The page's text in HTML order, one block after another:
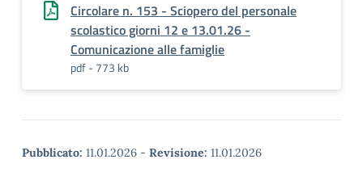
Circolare n. 153 - Sciopero del personale
scolastico giorni 12 e 13.01.26 -
Comunicazione alle famiglie
pdf - 773 kb
Pubblicato: 11.01.2026 - Revisione: 11.01.2026